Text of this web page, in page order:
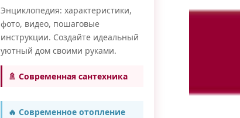
Энциклопедия: характеристики,
фото, видео, пошаговые
инструкции. Создайте идеальный
уютный дом своими руками.
🚿 Современная сантехника
🔥 Современное отопление